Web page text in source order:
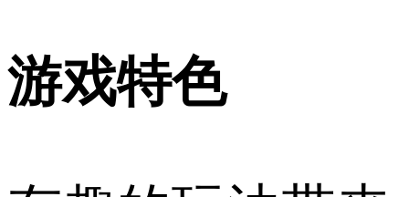
游戏特色